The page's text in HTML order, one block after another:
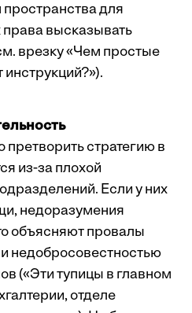
для
высказывать
врезку «Чем простые
инструкций?»).
претворить стратегию в
из-за плохой
Если у них
недоразумения
объясняют провалы
недобросовестностью
(«Эти тупицы в главном
отделе